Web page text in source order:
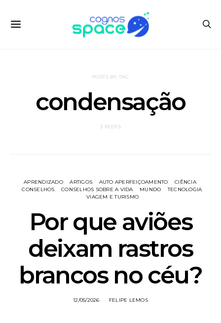
POSTS BY TAG
condensação
3 POSTS
APRENDIZADO ARTIGOS AUTO APERFEIÇOAMENTO
CIÊNCIA
CONSELHOS
CONSELHOS SOBRE A VIDA MUNDO
TECNOLOGIA
VIAGEM E TURISMO
Por que aviões
deixam rastros
brancos no céu?
12/05/2026 FELIPE LEMOS